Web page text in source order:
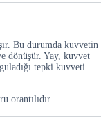
Bu durumda kuvvetin
dönüşür. Yay, kuvvet
tepki kuvveti
orantılıdır.